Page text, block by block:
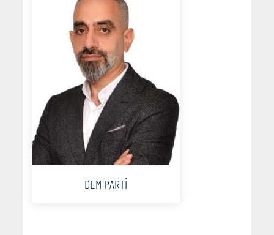
DEM PARTİ